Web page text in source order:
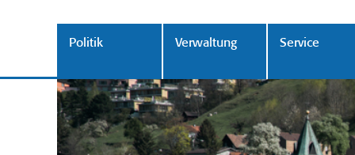
Politik Verwaltung Service